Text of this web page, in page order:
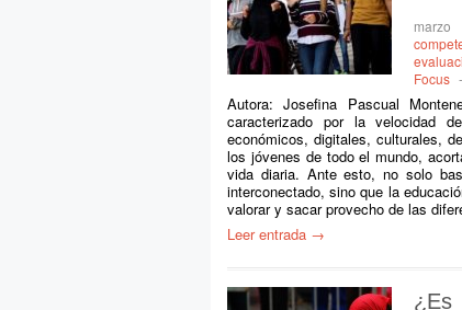
marzo
Focus -
Autora: Josefina Pascual
caracterizado por la velocidad
económicos, digitales, culturales,
los jóvenes de todo el mundo,
vida diaria. Ante esto, no solo
interconectado, sino que la
valorar y sacar provecho de las
Leer entrada →
¿Es